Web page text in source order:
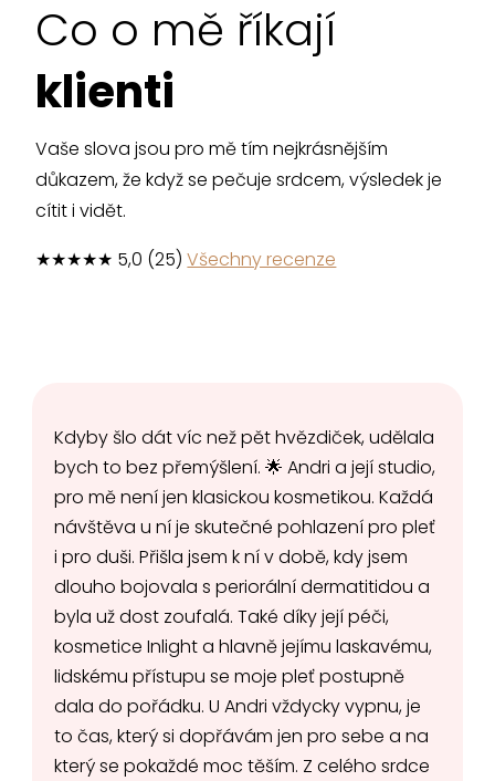
Co o mě říkají
klienti
Vaše slova jsou pro mě tím nejkrásnějším
důkazem, že když se pečuje srdcem, výsledek je
cítit i vidět.
★★★★★ 5,0 (25)Všechny recenze
Kdyby šlo dát víc než pět hvězdiček, udělala
bych to bez přemýšlení. 🌟 Andri a její studio,
pro mě není jen klasickou kosmetikou. Každá
návštěva u ní je skutečné pohlazení pro pleť
i pro duši. Přišla jsem k ní v době, kdy jsem
dlouho bojovala s periorální dermatitidou a
byla už dost zoufalá. Také díky její péči,
kosmetice Inlight a hlavně jejímu laskavému,
lidskému přístupu se moje pleť postupně
dala do pořádku. U Andri vždycky vypnu, je
to čas, který si dopřávám jen pro sebe a na
který se pokaždé moc těším. Z celého srdce